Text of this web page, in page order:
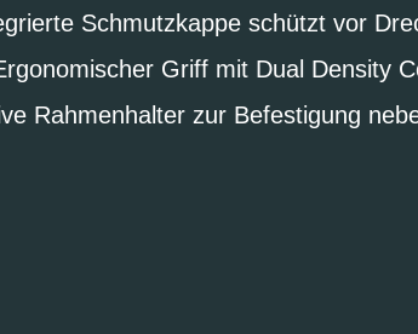
Schmutzkappe schützt vor
Griff mit Dual Density
Rahmenhalter zur Befestigung